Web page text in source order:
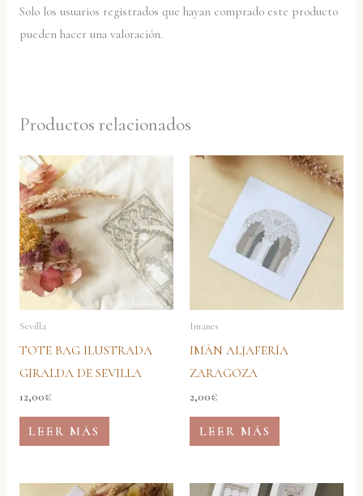
Solo los usuarios registrados que hayan comprado este producto
pueden hacer una valoración.
Productos relacionados
Sevilla
TOTE BAG ILUSTRADA
GIRALDA DE SEVILLA
12,00€
LEER MÁS
Imanes
IMÁN ALJAFERÍA
ZARAGOZA
2,00€
LEER MÁS